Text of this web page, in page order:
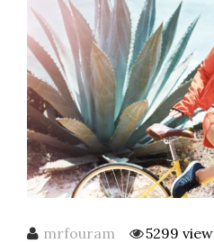
mrfouram 5299 view